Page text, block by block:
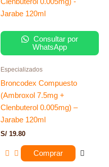
Consultar por
WhatsApp
Especializados
Broncodex Compuesto
(Ambroxol 7.5mg +
Clenbuterol 0.005mg) –
Jarabe 120ml
S/ 19.80
Comprar